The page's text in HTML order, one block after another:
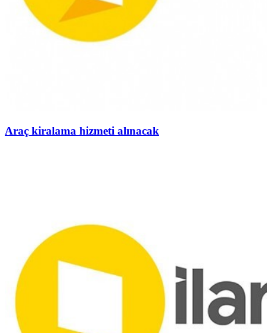
Araç kiralama hizmeti alınacak